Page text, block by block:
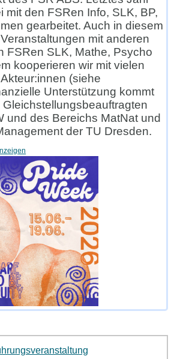
mit den FSRen Info, SLK, BP,
gearbeitet. Auch in diesem
mit anderen
FSRen SLK, Mathe, Psycho
kooperieren wir mit vielen
(siehe
Unterstützung kommt
und des Bereichs MatNat und
der TU Dresden.